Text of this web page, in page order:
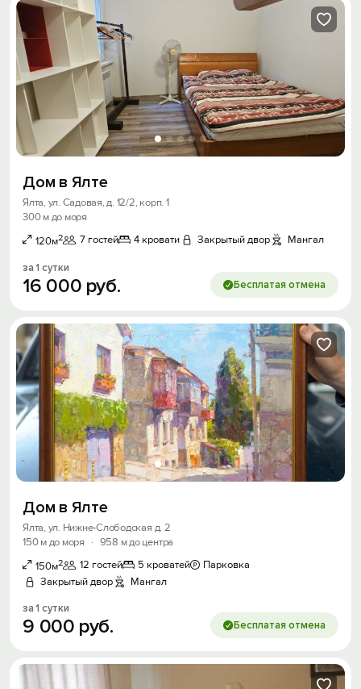
Дом в Ялте
Ялта, ул. Садовая, д. 12/2, корп. 1
300 м до моря
120м2 7 гостей 4 кровати Закрытый двор Мангал
за 1 сутки
16 000 руб. Бесплатая отмена
Дом в Ялте
Ялта, ул. Нижне-Слободская д. 2
150 м до моря
· 958 м до центра
150м2 12 гостей 5 кроватей
Парковка
Закрытый двор
Мангал
за 1 сутки
9 000 руб. Бесплатая отмена